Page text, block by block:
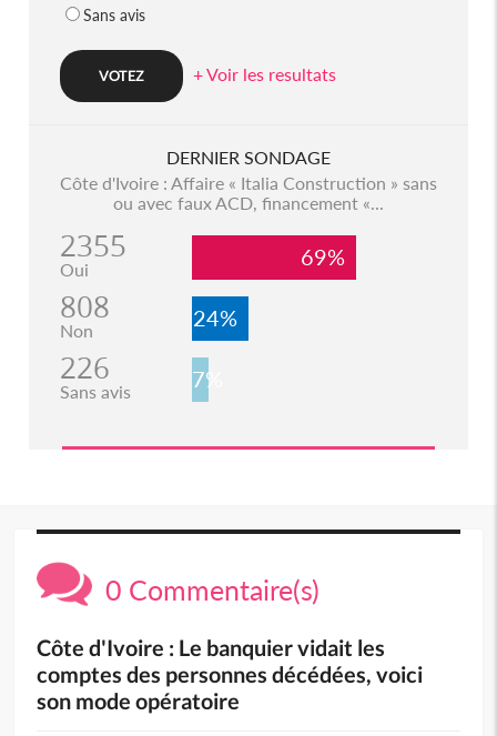
Sans avis
+ Voir les resultats
DERNIER SONDAGE
Côte d'Ivoire : Affaire « Italia Construction » sans
ou avec faux ACD, financement «...
2355
Oui 69%
808
Non 24%
226
Sans avis 7%
0 Commentaire(s)
Côte d'Ivoire : Le banquier vidait les
comptes des personnes décédées, voici
son mode opératoire